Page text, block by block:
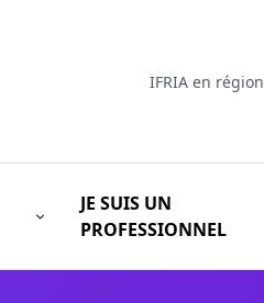
IFRIA en région
JE SUIS UN
PROFESSIONNEL